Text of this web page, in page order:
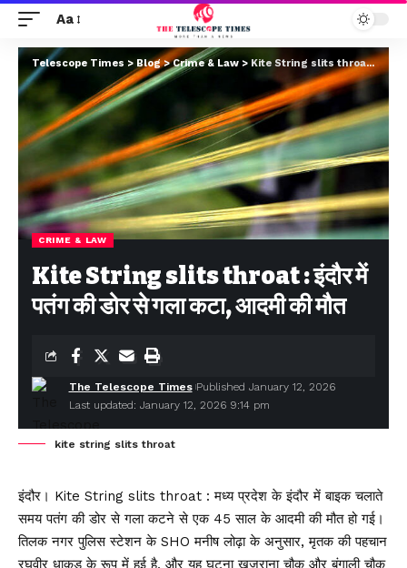
Aa
Telescope Times > Blog>Crime & Law > Kite String slits throat : इंदौर में पतंग की डोर से गला कटा, आदमी की मौत
CRIME & LAW
Kite String slits throat : इंदौर में
पतंग की डोर से गला कटा, आदमी की मौत
Last updated: January 12, 2026 9:14 pm
The Telescope Times Published January 12, 2026
kite string slits throat
इंदौर। Kite String slits throat : मध्य प्रदेश के इंदौर में बाइक चलाते
समय पतंग की डोर से गला कटने से एक 45 साल के आदमी की मौत हो गई।
तिलक नगर पुलिस स्टेशन के SHO मनीष लोढ़ा के अनुसार, मृतक की पहचान
रघुवीर धाकड़ के रूप में हुई है, और यह घटना खजराना चौक और बंगाली चौक